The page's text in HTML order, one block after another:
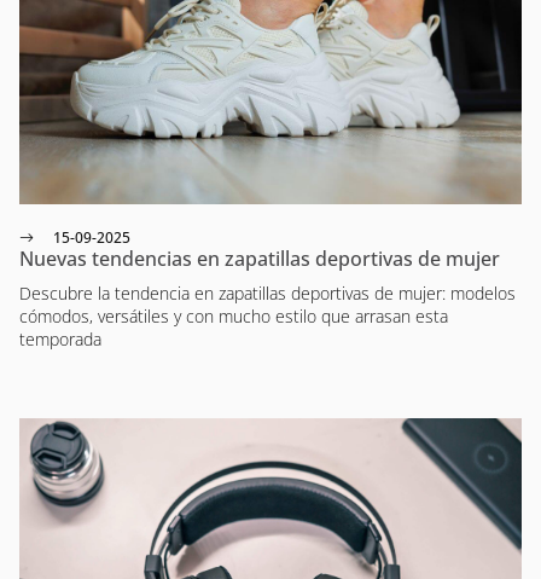
15-09-2025
Nuevas tendencias en zapatillas deportivas de mujer
Descubre la tendencia en zapatillas deportivas de mujer: modelos
cómodos, versátiles y con mucho estilo que arrasan esta
temporada